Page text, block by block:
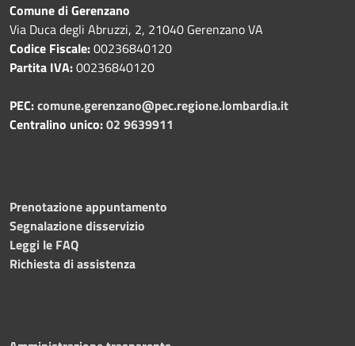
Comune di Gerenzano
Via Duca degli Abruzzi, 2, 21040 Gerenzano VA
Codice Fiscale:00236840120
Partita IVA:00236840120
PEC:comune.gerenzano@pec.regione.lombardia.it
Centralino unico:02 9639911
Prenotazione appuntamento
Segnalazione disservizio
Leggi le FAQ
Richiesta di assistenza